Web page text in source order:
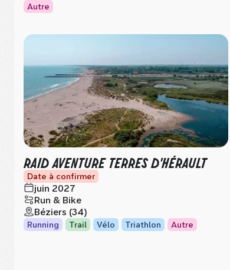
Autre
RAID AVENTURE TERRES D'HÉRAULT
Date à confirmer
juin 2027
Run & Bike
Béziers (34)
Running Trail Vélo Triathlon Autre